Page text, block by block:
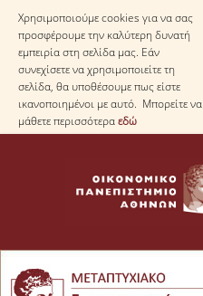
Χρησιμοποιούμε cookies για να σας
προσφέρουμε την καλύτερη δυνατή
εμπειρία στη σελίδα μας. Εάν
συνεχίσετε να χρησιμοποιείτε τη
σελίδα, θα υποθέσουμε πως είστε
ικανοποιημένοι με αυτό. Μπορείτε να
μάθετε περισσότεραεδώ